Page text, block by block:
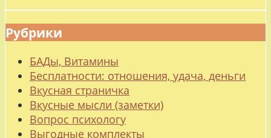
Рубрики
БАДы, Витамины
Бесплатности: отношения, удача, деньги
Вкусная страничка
Вкусные мысли (заметки)
Вопрос психологу
Выгодные комплекты